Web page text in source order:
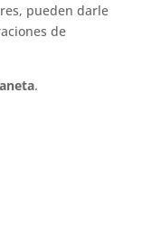
pueden darle
de
.